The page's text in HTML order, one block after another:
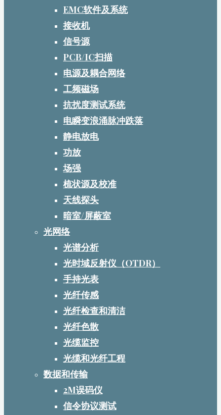
EMC软件及系统
接收机
信号源
PCB/IC扫描
电源及耦合网络
工频磁场
抗扰度测试系统
电瞬变浪涌脉冲跌落
静电放电
功放
场强
梳状源及校准
天线探头
暗室/屏蔽室
光网络
光谱分析
光时域反射仪（OTDR）
手持光表
光纤传感
光纤检查和清洁
光纤色散
光缆监控
光缆和光纤工程
数据和传输
2M误码仪
信令协议测试